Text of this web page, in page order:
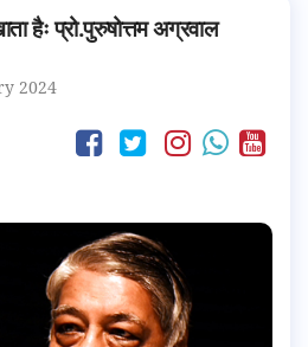
हैः प्रो.पुरुषोत्तम अग्रवाल
2024